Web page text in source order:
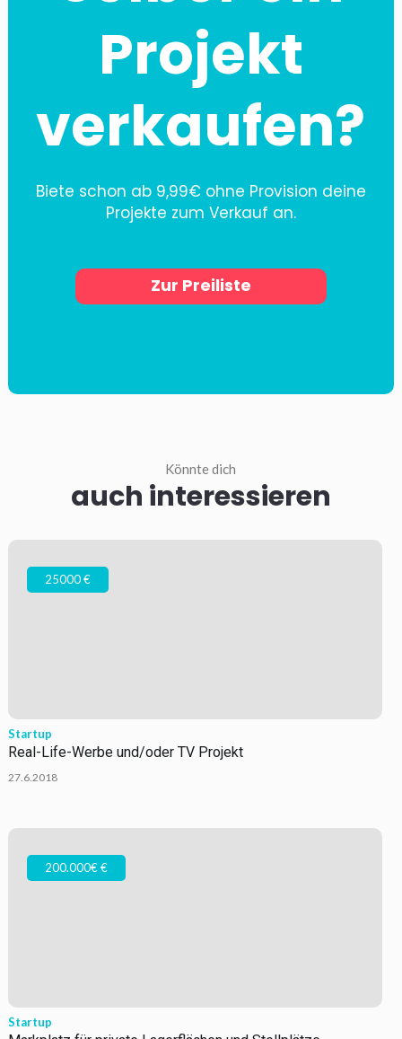
Projekt
verkaufen?
Biete schon ab 9,99€ ohne Provision deine
Projekte zum Verkauf an.
Zur Preiliste
Könnte dich
auch interessieren
25000 €
Startup
Real-Life-Werbe und/oder TV Projekt
27.6.2018
200.000€ €
Startup